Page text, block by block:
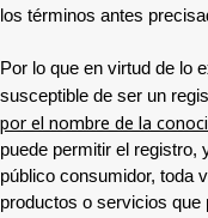
los términos antes
Por lo que en virtud de lo
susceptible de ser un
por el nombre de la
puede permitir el registro,
público consumidor, toda
productos o servicios que